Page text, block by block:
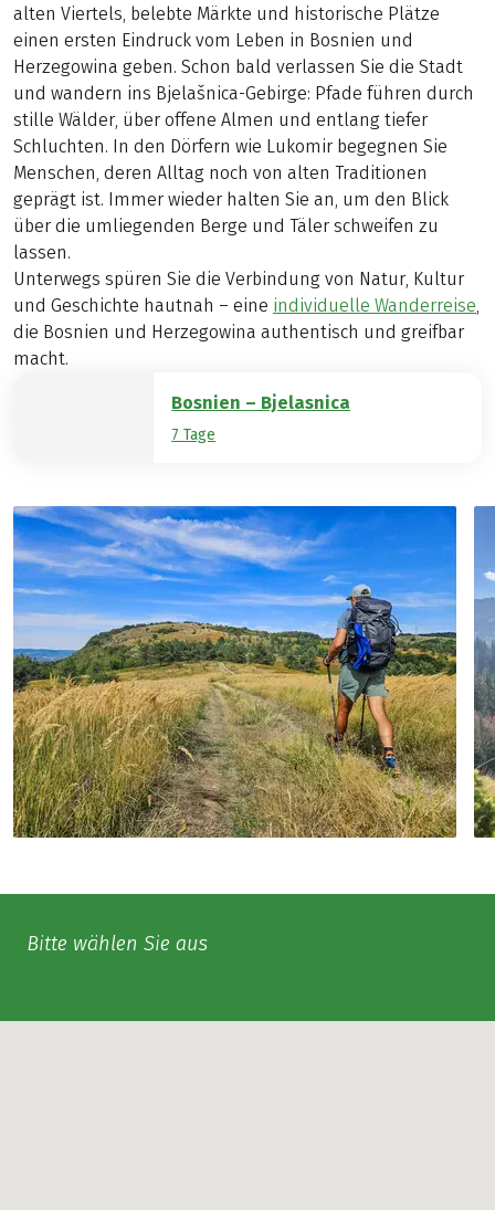
alten Viertels, belebte Märkte und historische Plätze
einen ersten Eindruck vom Leben in Bosnien und
Herzegowina geben. Schon bald verlassen Sie die Stadt
und wandern ins Bjelašnica-Gebirge: Pfade führen durch
stille Wälder, über offene Almen und entlang tiefer
Schluchten. In den Dörfern wie Lukomir begegnen Sie
Menschen, deren Alltag noch von alten Traditionen
geprägt ist. Immer wieder halten Sie an, um den Blick
über die umliegenden Berge und Täler schweifen zu
lassen.
Unterwegs spüren Sie die Verbindung von Natur, Kultur
und Geschichte hautnah – eine individuelle Wanderreise,
die Bosnien und Herzegowina authentisch und greifbar
macht.
Bosnien – Bjelasnica
7 Tage
Bitte wählen Sie aus